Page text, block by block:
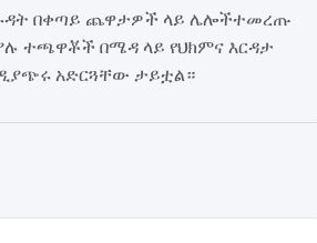
በቀጣይ ጨዋታዎች ላይ ሌሎችተመረጡ
ተጫዋቾች በሜዳ ላይ የህክምና እርዳታ
አድርጓቸው ታይቷል።